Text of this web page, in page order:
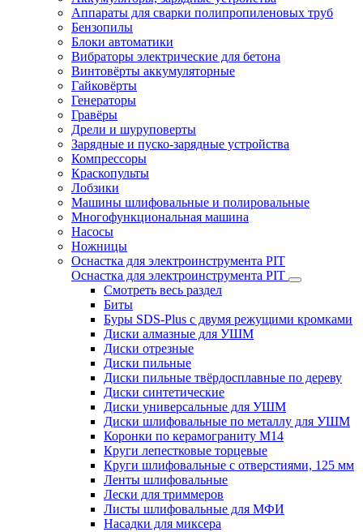
Аппараты для сварки полипропиленовых труб
Бензопилы
Блоки автоматики
Вибраторы электрические для бетона
Винтовёрты аккумуляторные
Гайковёрты
Генераторы
Гравёры
Дрели и шуруповерты
Зарядные и пуско-зарядные устройства
Компрессоры
Краскопульты
Лобзики
Машины шлифовальные и полировальные
Многофункциональная машина
Насосы
Ножницы
Оснастка для электроинструмента PIT
Оснастка для электроинструмента PIT
Смотреть весь раздел
Биты
Буры SDS-Plus c двумя режущими кромками
Диски алмазные для УШМ
Диски отрезные
Диски пильные
Диски пильные твёрдосплавные по дереву
Диски синтетические
Диски универсальные для УШМ
Диски шлифовальные по металлу для УШМ
Коронки по керамограниту M14
Круги лепестковые торцевые
Круги шлифовальные с отверстиями, 125 мм
Ленты шлифовальные
Лески для триммеров
Листы шлифовальные для МФИ
Насадки для миксера